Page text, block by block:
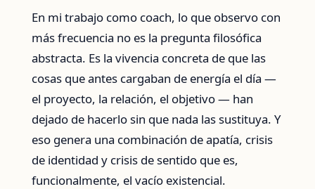
En mi trabajo como coach, lo que observo con
más frecuencia no es la pregunta filosófica
abstracta. Es la vivencia concreta de que las
cosas que antes cargaban de energía el día —
el proyecto, la relación, el objetivo — han
dejado de hacerlo sin que nada las sustituya. Y
eso genera una combinación de apatía, crisis
de identidad y crisis de sentido que es,
funcionalmente, el vacío existencial.